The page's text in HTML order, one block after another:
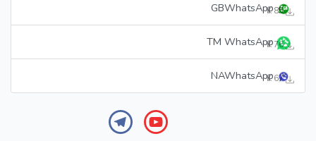
GBWhatsApp 85 K
TM WhatsApp 76 K
NAWhatsApp 67 K